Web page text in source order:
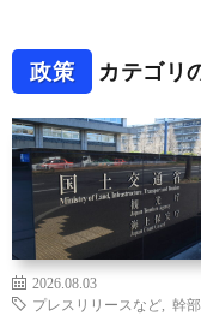
政策 カテゴリ
2026.08.03
プレスリリースなど
幹